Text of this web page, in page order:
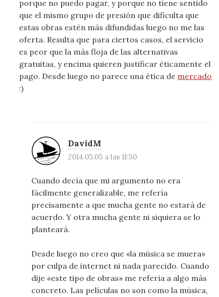
porque no puedo pagar, y porque no tiene sentido
que el mismo grupo de presión que dificulta que
estas obras estén más difundidas luego no me las
oferta. Resulta que para ciertos casos, el servicio
es peor que la más floja de las alternativas
gratuitas, y encima quieren justificar éticamente el
pago. Desde luego no parece una ética de mercado
:)
DavidM
2014.05.05 a las 11:50
Cuando decía que mi argumento no era
fácilmente generalizable, me refería
precisamente a que mucha gente no estará de
acuerdo. Y otra mucha gente ni siquiera se lo
planteará.
Desde luego no creo que «la música se muera»
por culpa de internet ni nada parecido. Cuando
dije «este tipo de obras» me refería a algo más
concreto. Las películas no son como la música,